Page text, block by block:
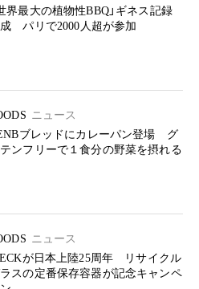
界最大の植物性BBQ」ギネス記録
パリで2000人超が参加
ニュース
ブレッドにカレーパン登場 グ
ンフリーで１食分の野菜を摂れる
ニュース
が日本上陸25周年 リサイクル
スの定番保存容器が記念キャンペ